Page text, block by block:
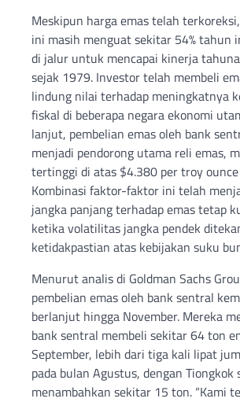
Meskipun harga emas telah
ini masih menguat sekitar 54% tahun
di jalur untuk mencapai kinerja
sejak 1979. Investor telah membeli
lindung nilai terhadap meningkatnya
fiskal di beberapa negara ekonomi
lanjut, pembelian emas oleh bank
menjadi pendorong utama reli emas,
tertinggi di atas $4.380 per troy
Kombinasi faktor-faktor ini telah
jangka panjang terhadap emas tetap
ketika volatilitas jangka pendek
ketidakpastian atas kebijakan suku
Menurut analis di Goldman Sachs
pembelian emas oleh bank sentral
berlanjut hingga November. Mereka
bank sentral membeli sekitar 64 ton
September, lebih dari tiga kali lipat
pada bulan Agustus, dengan Tiongkok
menambahkan sekitar 15 ton. “Kami